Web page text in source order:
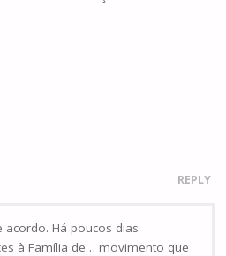
REPLY
Há poucos dias
à Família de… movimento que